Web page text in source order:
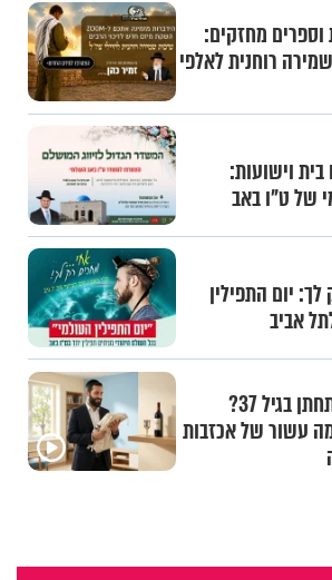
וספרים מחזקים:
רוחנית לאלפי
בית וישועות:
של ט"ו באב
יום התפילין
אביב
מה הסיכוי להתחתן בגיל 37?
עשור של אכזבות